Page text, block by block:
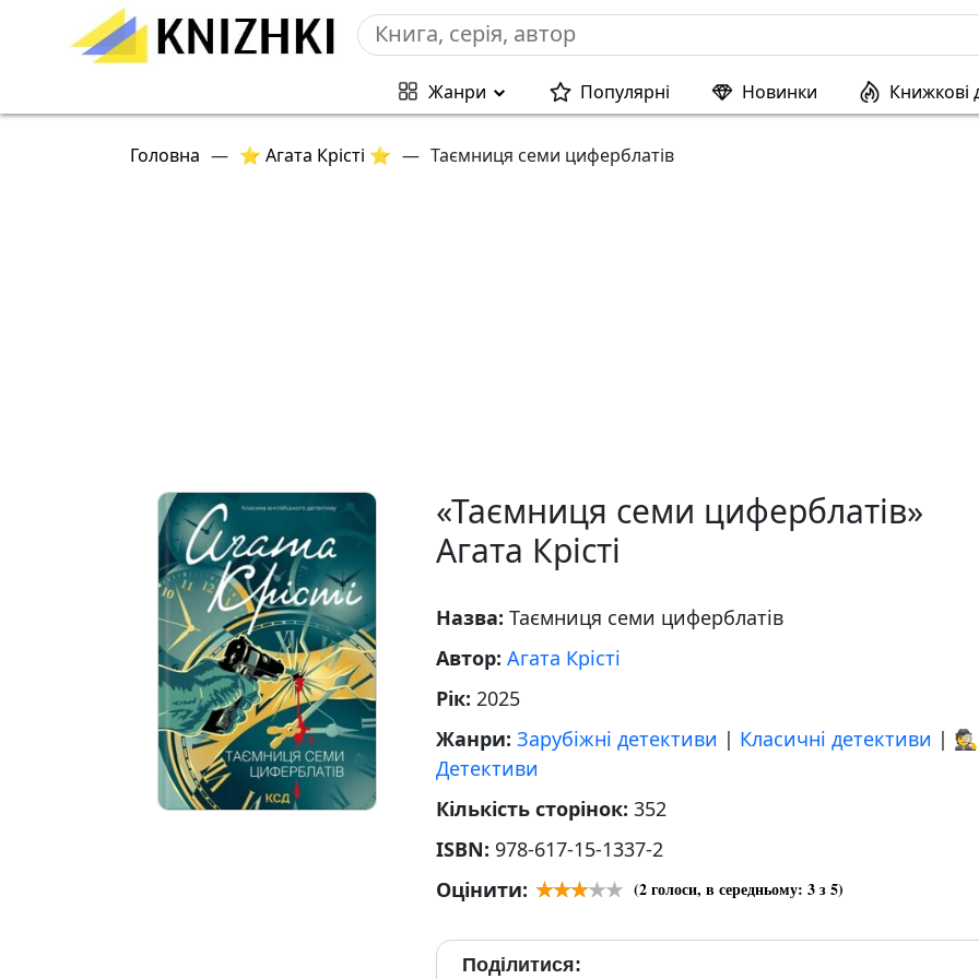
Жанри Популярні Новинки Книжкові
Головна — ⭐ Агата Крісті ⭐ — Таємниця семи циферблатів
«Таємниця семи циферблатів»
Агата Крісті
Назва: Таємниця семи циферблатів
Автор: Агата Крісті
Рік: 2025
Жанри: Зарубіжні детективи | Класичні детективи | 🕵
Детективи
Кількість сторінок: 352
ISBN: 978-617-15-1337-2
Оцінити:
(2голоси, в середньому: 3з 5)
Поділитися: